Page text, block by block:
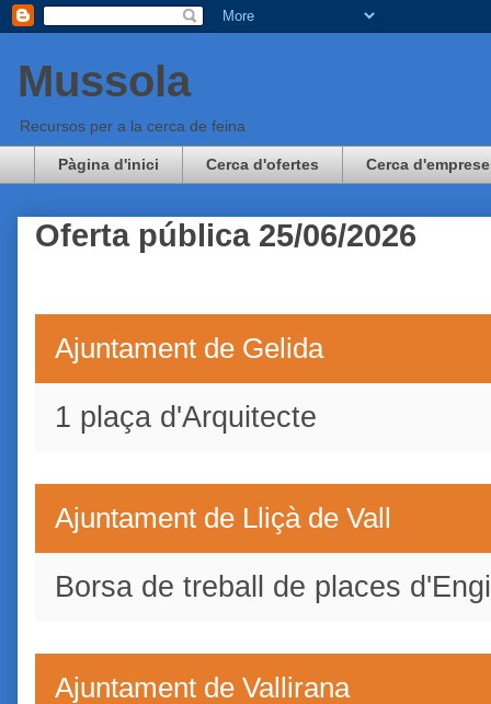
Mussola
Recursos per a la cerca de feina
Pàgina d'inici Cerca d'ofertes Cerca
Oferta pública 25/06/2026
Ajuntament de Gelida
1 plaça d'Arquitecte
Ajuntament de Lliçà de Vall
Borsa de treball de places
Ajuntament de Vallirana